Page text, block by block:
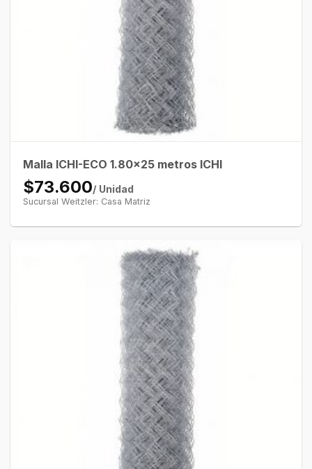
Malla ICHI-ECO 1.80×25 metros ICHI
$73.600/ Unidad
Sucursal Weitzler: Casa Matriz